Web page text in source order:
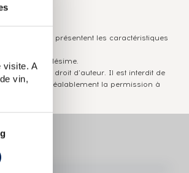
visite. A
vin,
ci-dessus présentent les caractéristiques
au millésime.
par un droit d'auteur. Il est interdit de
demandé préalablement la permission à